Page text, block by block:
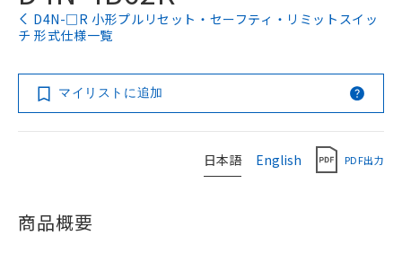
D4N-□R 小形プルリセット・セーフティ・リミットスイッ
チ 形式仕様一覧
マイリストに追加
日本語 English PDF出力
商品概要